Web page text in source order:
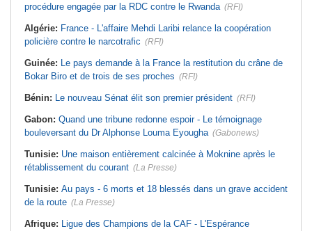
procédure engagée par la RDC contre le Rwanda (RFI)
Algérie: France - L'affaire Mehdi Laribi relance la coopération
policière contre le narcotrafic (RFI)
Guinée: Le pays demande à la France la restitution du crâne de
Bokar Biro et de trois de ses proches (RFI)
Bénin: Le nouveau Sénat élit son premier président (RFI)
Gabon: Quand une tribune redonne espoir - Le témoignage
bouleversant du Dr Alphonse Louma Eyougha (Gabonews)
Tunisie: Une maison entièrement calcinée à Moknine après le
rétablissement du courant (La Presse)
Tunisie: Au pays - 6 morts et 18 blessés dans un grave accident
de la route (La Presse)
Afrique: Ligue des Champions de la CAF - L'Espérance